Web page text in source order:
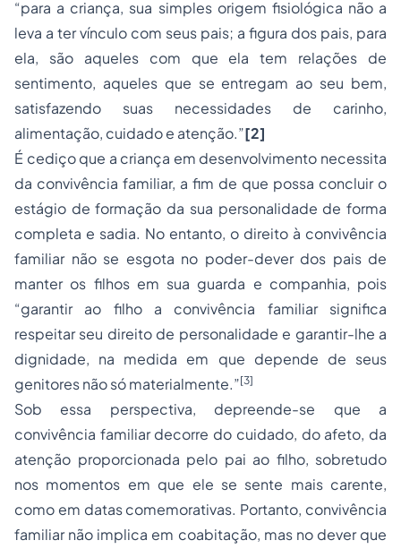
“para a criança, sua simples origem fisiológica não a
leva a ter vínculo com seus pais; a figura dos pais, para
ela, são aqueles com que ela tem relações de
sentimento, aqueles que se entregam ao seu bem,
satisfazendo suas necessidades de carinho,
alimentação, cuidado e atenção.”[2]
É cediço que a criança em desenvolvimento necessita
da convivência familiar, a fim de que possa concluir o
estágio de formação da sua personalidade de forma
completa e sadia. No entanto, o direito à convivência
familiar não se esgota no poder-dever dos pais de
manter os filhos em sua guarda e companhia, pois
“garantir ao filho a convivência familiar significa
respeitar seu direito de personalidade e garantir-lhe a
dignidade, na medida em que depende de seus
genitores não só materialmente.”[3]
Sob essa perspectiva, depreende-se que a
convivência familiar decorre do cuidado, do afeto, da
atenção proporcionada pelo pai ao filho, sobretudo
nos momentos em que ele se sente mais carente,
como em datas comemorativas. Portanto, convivência
familiar não implica em coabitação, mas no dever que